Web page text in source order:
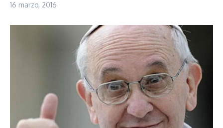
16 marzo, 2016